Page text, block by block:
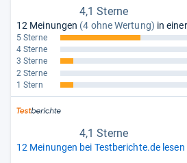
4,1 Sterne
12 Meinungen (4 ohne Wertung) in
5 Sterne
4 Sterne
3 Sterne
2 Sterne
1 Stern
4,1 Sterne
12 Meinungen bei Testberichte.de lesen